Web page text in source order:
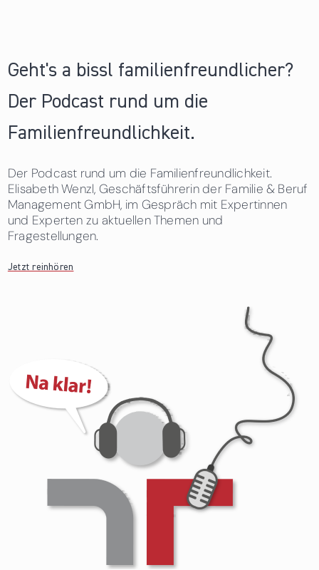
Geht's a bissl familienfreundlicher?
Der Podcast rund um die
Familienfreundlichkeit.
Der Podcast rund um die Familienfreundlichkeit.
Elisabeth Wenzl, Geschäftsführerin der Familie & Beruf
Management GmbH, im Gespräch mit Expertinnen
und Experten zu aktuellen Themen und
Fragestellungen.
Jetzt reinhören